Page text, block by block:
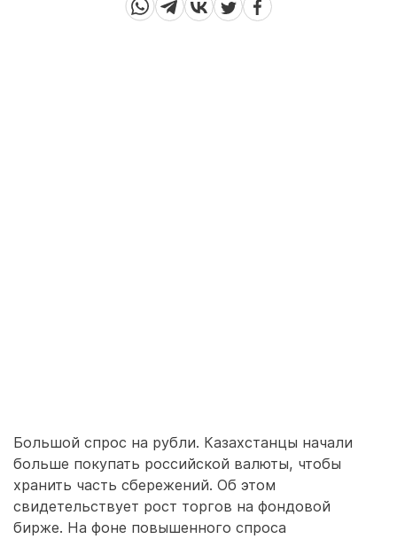
Большой спрос на рубли. Казахстанцы начали
больше покупать российской валюты, чтобы
хранить часть сбережений. Об этом
свидетельствует рост торгов на фондовой
бирже. На фоне повышенного спроса